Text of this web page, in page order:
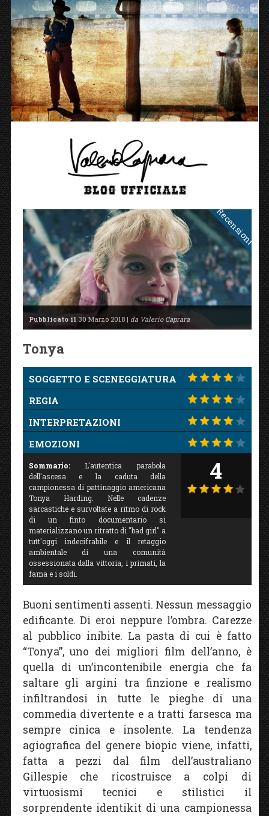
Recensioni
Pubblicato il 30 Marzo 2018 | da Valerio Caprara
Tonya
SOGGETTO E SCENEGGIATURA
REGIA
INTERPRETAZIONI
EMOZIONI
Sommario:L'autentica parabola
dell'ascesa e la caduta della
campionessa di pattinaggio americana
Tonya Harding. Nelle cadenze
sarcastiche e survoltate a ritmo di rock
di un finto documentario si
materializzano un ritratto di "bad girl" a
tutt'oggi indecifrabile e il retaggio
ambientale di una comunità
ossessionata dalla vittoria, i primati, la
fama e i soldi.
4
Buoni sentimenti assenti. Nessun messaggio
edificante. Di eroi neppure l’ombra. Carezze
al pubblico inibite. La pasta di cui è fatto
“Tonya”, uno dei migliori film dell’anno, è
quella di un’incontenibile energia che fa
saltare gli argini tra finzione e realismo
infiltrandosi in tutte le pieghe di una
commedia divertente e a tratti farsesca ma
sempre cinica e insolente. La tendenza
agiografica del genere biopic viene, infatti,
fatta a pezzi dal film dell’australiano
Gillespie che ricostruisce a colpi di
virtuosismi tecnici e stilistici il
sorprendente identikit di una campionessa